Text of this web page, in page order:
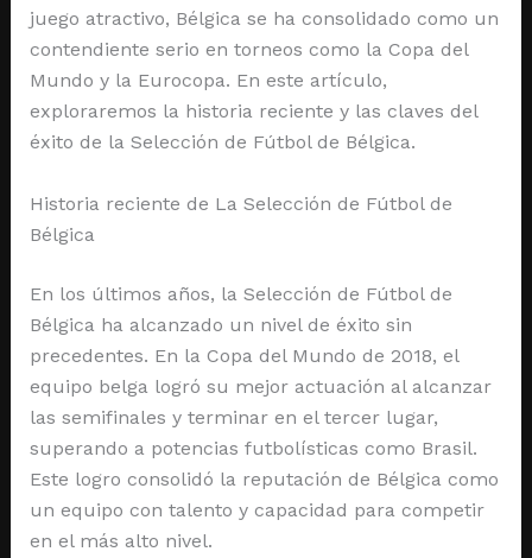
juego atractivo, Bélgica se ha consolidado como un
contendiente serio en torneos como la Copa del
Mundo y la Eurocopa. En este artículo,
exploraremos la historia reciente y las claves del
éxito de la Selección de Fútbol de Bélgica.
Historia reciente de La Selección de Fútbol de
Bélgica
En los últimos años, la Selección de Fútbol de
Bélgica ha alcanzado un nivel de éxito sin
precedentes. En la Copa del Mundo de 2018, el
equipo belga logró su mejor actuación al alcanzar
las semifinales y terminar en el tercer lugar,
superando a potencias futbolísticas como Brasil.
Este logro consolidó la reputación de Bélgica como
un equipo con talento y capacidad para competir
en el más alto nivel.